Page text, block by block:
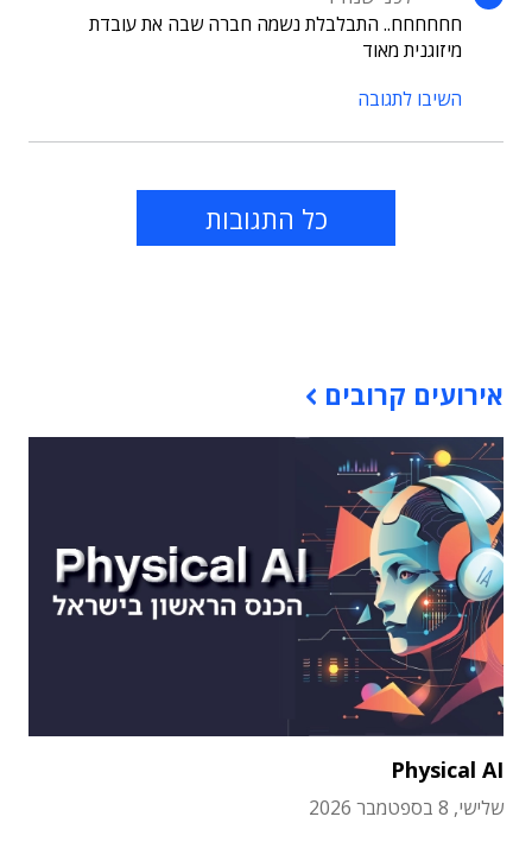
חחחחחח.. התבלבלת נשמה חברה שבה את עובדת
מיזוגנית מאוד
השיבו לתגובה
כל התגובות
אירועים קרובים
Physical AI
שלישי, 8 בספטמבר 2026